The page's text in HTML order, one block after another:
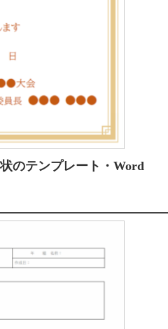
のテンプレート・Word